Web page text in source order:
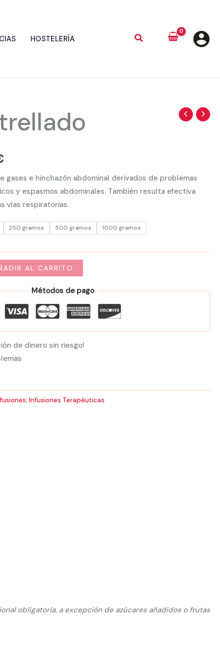
HOSTELERÍA
Rango
precios:
desde
3,80 €
hasta
76,00 €
gases e hinchazón abdominal derivados de problemas
y espasmos abdominales. También resulta efectiva
vías respiratorias.
250 gramos 500 gramos 1000 gramos
AL CARRITO
Métodos de pago
de dinero sin riesgo!
,Infusiones Terapéuticas
obligatoria, a excepción de azúcares añadidos o frutas